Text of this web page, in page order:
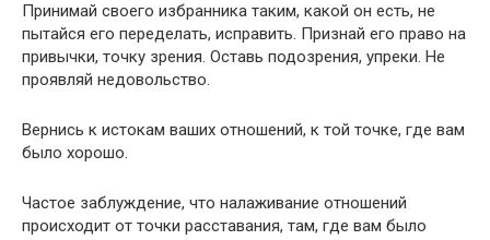
Принимай своего избранника таким, какой он есть, не
пытайся его переделать, исправить. Признай его право на
привычки, точку зрения. Оставь подозрения, упреки. Не
проявляй недовольство.
Вернись к истокам ваших отношений, к той точке, где вам
было хорошо.
Частое заблуждение, что налаживание отношений
происходит от точки расставания, там, где вам было